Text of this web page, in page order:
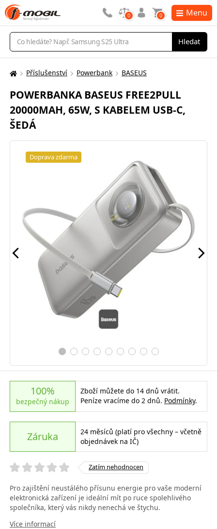
Vyhledávání
Hledat
0 0 Menu
Zde
nacházíte:
Příslušenství Powerbank BASEUS
POWERBANKA BASEUS FREE2PULL
20000MAH, 65W, S KABELEM USB-C,
ŠEDÁ
Doprava zdarma
100%
bezpečný nákup
Zboží můžete do 14 dnů vrátit.
Peníze vracíme do 2 dnů. Podmínky.
Záruka
24 měsíců (platí pro všechny – včetně
objednávek na IČ)
Zatím nehodnocen
Pro zajištění neustálého přísunu energie pro vaše moderní
elektronická zařízení je ideální mít po ruce spolehlivého
společníka, který vás nikdy nenechá ve štychu.
Více informací